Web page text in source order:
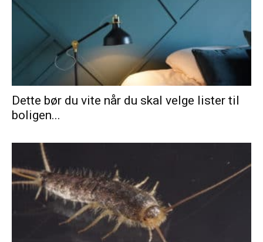
Dette bør du vite når du skal velge lister til
boligen...